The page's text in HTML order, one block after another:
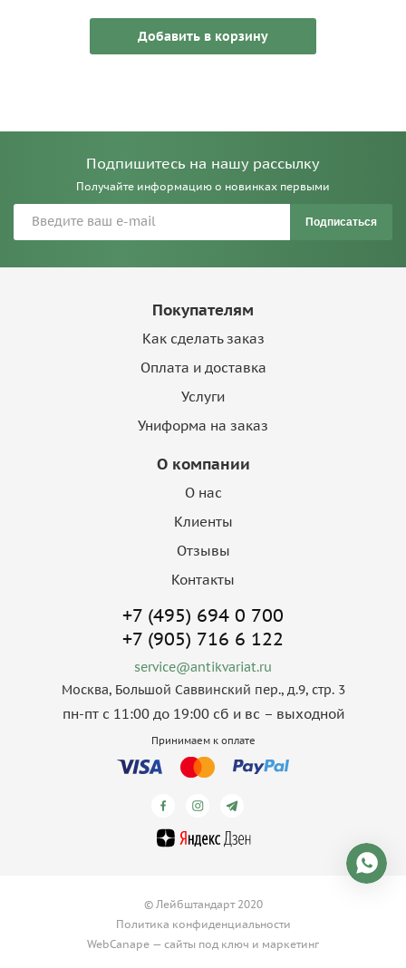
Добавить в корзину
Подпишитесь на нашу рассылку
Получайте информацию о новинках первыми
Подписаться
Покупателям
Как сделать заказ
Оплата и доставка
Услуги
Униформа на заказ
О компании
О нас
Клиенты
Отзывы
Контакты
+7 (495) 694 0 700
+7 (905) 716 6 122
service@antikvariat.ru
Москва, Большой Саввинский пер., д.9, стр. 3
пн-пт с 11:00 до 19:00 сб и вс – выходной
Принимаем к оплате
© Лейбштандарт 2020
Политика конфиденциальности
WebCanape — сайты под ключ и маркетинг